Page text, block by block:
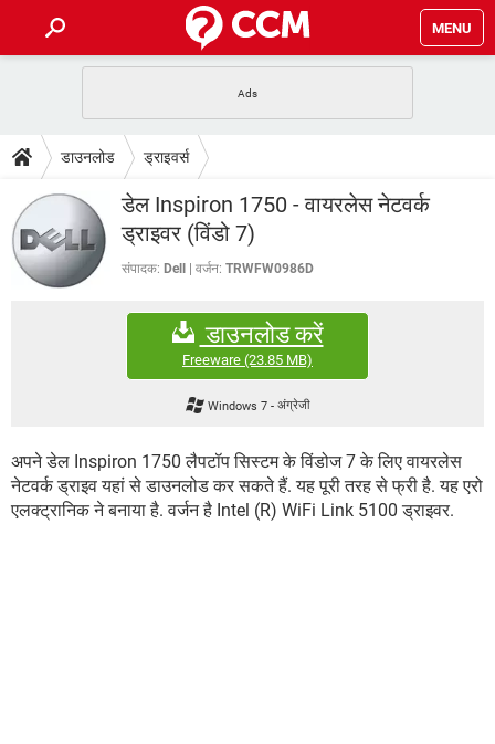
MENU
फोन पर अकाउंट बैलेंस चेक
WhatsApp Hack हो गया? Lucky Patcher यूज करें
टेक-स्पेशल
2020 के फ्री एंटीवायरस
बेस्ट फ्री ऑनलाइन गेम्स
डाउनलोड
Vidmate
WhatsRemoved+
FORUM
कंप्यूटर बस
डाउनलोड ड्राइवर्स
डेल Inspiron 1750 - वायरलेस नेटवर्क
ड्राइवर (विंडो 7)
संपादक: Dell वर्जन: TRWFW0986D
डाउनलोड करें
Freeware (23.85 MB)
Windows 7-अंग्रेजी
अपने डेल Inspiron 1750 लैपटॉप सिस्टम के विंडोज 7 के लिए वायरलेस
नेटवर्क ड्राइव यहां से डाउनलोड कर सकते हैं. यह पूरी तरह से फ्री है. यह एरो
एलक्ट्रानिक ने बनाया है. वर्जन है Intel (R) WiFi Link 5100 ड्राइवर.